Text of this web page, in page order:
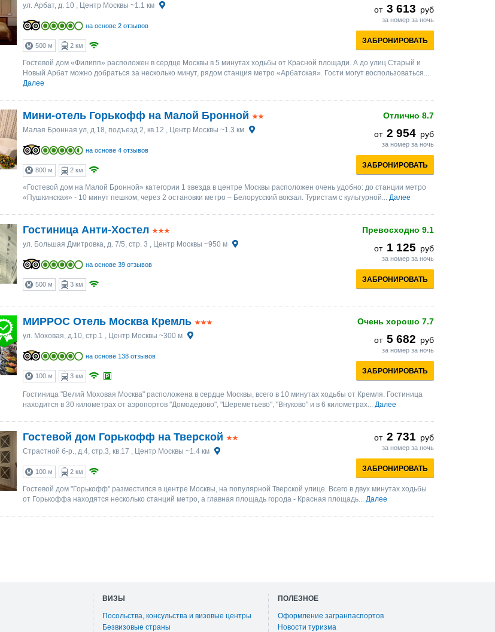
от 3 613 руб
за номер за ночь
ЗАБРОНИРОВАТЬ
ул. Арбат, д. 10, Центр Москвы ~1.1 км
на основе 2 отзывов
500 м 2 км
Гостевой дом «Филипп» расположен в сердце Москвы в 5 минутах ходьбы от Красной площади. А до улиц Старый и
Новый Арбат можно добраться за несколько минут, рядом станция метро «Арбатская». Гости могут воспользоваться...
Далее
Отлично 8.7
от 2 954 руб
за номер за ночь
ЗАБРОНИРОВАТЬ
Мини-отель Горькофф на Малой Бронной
Малая Бронная ул, д.18, подъезд 2, кв.12 , Центр Москвы ~1.3 км
на основе 4 отзывов
800 м 2 км
«Гостевой дом на Малой Бронной» категории 1 звезда в центре Москвы расположен очень удобно: до станции метро
«Пушкинская» - 10 минут пешком, через 2 остановки метро – Белорусский вокзал. Туристам с культурной... Далее
Превосходно 9.1
от 1 125 руб
за номер за ночь
ЗАБРОНИРОВАТЬ
Гостиница Анти-Хостел
ул. Большая Дмитровка, д. 7/5, стр. 3 , Центр Москвы ~950 м
на основе 39 отзывов
500 м 3 км
Очень хорошо 7.7
от 5 682 руб
за номер за ночь
ЗАБРОНИРОВАТЬ
МИРРОС Отель Москва Кремль
ул. Моховая, д.10, стр.1 , Центр Москвы ~300 м
на основе 138 отзывов
100 м 3 км
Гостиница "Велий Моховая Москва" расположена в сердце Москвы, всего в 10 минутах ходьбы от Кремля. Гостиница
находится в 30 километрах от аэропортов "Домодедово", "Шереметьево", "Внуково" и в 6 километрах... Далее
от 2 731 руб
за номер за ночь
ЗАБРОНИРОВАТЬ
Гостевой дом Горькофф на Тверской
Страстной б-р., д.4, стр.3, кв.17 , Центр Москвы ~1.4 км
100 м 2 км
Гостевой дом "Горькофф" разместился в центре Москвы, на популярной Тверской улице. Всего в двух минутах ходьбы
от Горькоффа находятся несколько станций метро, а главная площадь города - Красная площадь... Далее
ВИЗЫ
Посольства, консульства и визовые центры
Безвизовые страны
ПОЛЕЗНОЕ
Оформление загранпаспортов
Новости туризма